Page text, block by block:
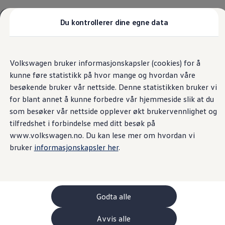
Du kontrollerer dine egne data
Volkswagen bruker informasjonskapsler (cookies) for å
kunne føre statistikk på hvor mange og hvordan våre
besøkende bruker vår nettside. Denne statistikken bruker vi
for blant annet å kunne forbedre vår hjemmeside slik at du
som besøker vår nettside opplever økt brukervennlighet og
tilfredshet i forbindelse med ditt besøk på
www.volkswagen.no. Du kan lese mer om hvordan vi
bruker informasjonskapsler her.
Godta alle
Avvis alle
hovedinnhold
til
footer
Tilbehør
ID. Buzz GTX Lang Varebil
Kampanjer
ID. Polo
ID.3
ID.3 Neo
ID.4
ID.7 Tourer
Våre varebiler
Prislister
Kampanjer
ID. Buzz Cargo
Lastsikring
Billån
Bilforsikring
Varebiler med firehjulstrekk
Proff leasing
Personvernerklæring
Informasjonskapsler
1. INNLEDNING
Vi er opptatt av at du skal ha tillit til oss og